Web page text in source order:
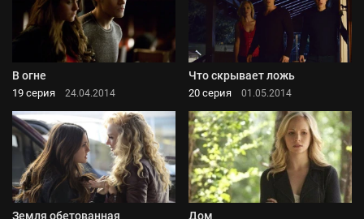
В огне
19 серия 24.04.2014
Что скрывает ложь
20 серия 01.05.2014
Земля обетованная Дом